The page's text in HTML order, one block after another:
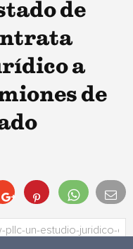
de
a
de